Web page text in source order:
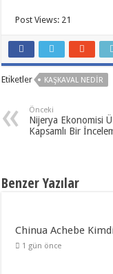
Post Views: 21
Etiketler KAŞKAVAL NEDIR
Önceki
Nijerya Ekonomisi
Kapsamlı Bir
Benzer Yazılar
Chinua Achebe
1 gün önce